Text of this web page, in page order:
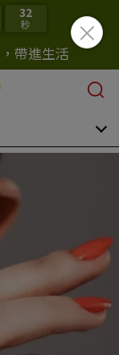
31
秒
帶進生活